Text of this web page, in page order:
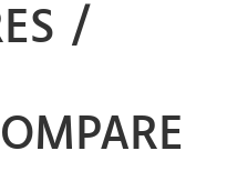
/